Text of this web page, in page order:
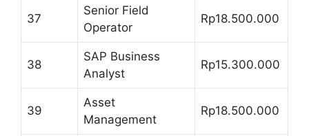
37
Senior Field
Operator
Rp18.500.000
38
SAP Business
Analyst
Rp15.300.000
39
Asset
Management
Rp18.500.000